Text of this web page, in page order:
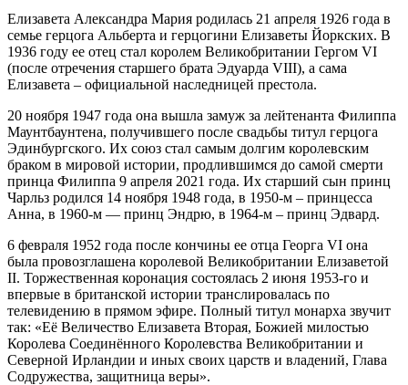
Елизавета Александра Мария родилась 21 апреля 1926 года в
семье герцога Альберта и герцогини Елизаветы Йоркских. В
1936 году ее отец стал королем Великобритании Гергом VI
(после отречения старшего брата Эдуарда VIII), а сама
Елизавета – официальной наследницей престола.
20 ноября 1947 года она вышла замуж за лейтенанта Филиппа
Маунтбаунтена, получившего после свадьбы титул герцога
Эдинбургского. Их союз стал самым долгим королевским
браком в мировой истории, продлившимся до самой смерти
принца Филиппа 9 апреля 2021 года. Их старший сын принц
Чарльз родился 14 ноября 1948 года, в 1950-м – принцесса
Анна, в 1960-м — принц Эндрю, в 1964-м – принц Эдвард.
6 февраля 1952 года после кончины ее отца Георга VI она
была провозглашена королевой Великобритании Елизаветой
II. Торжественная коронация состоялась 2 июня 1953-го и
впервые в британской истории транслировалась по
телевидению в прямом эфире. Полный титул монарха звучит
так: «Её Величество Елизавета Вторая, Божией милостью
Королева Соединённого Королевства Великобритании и
Северной Ирландии и иных своих царств и владений, Глава
Содружества, защитница веры».